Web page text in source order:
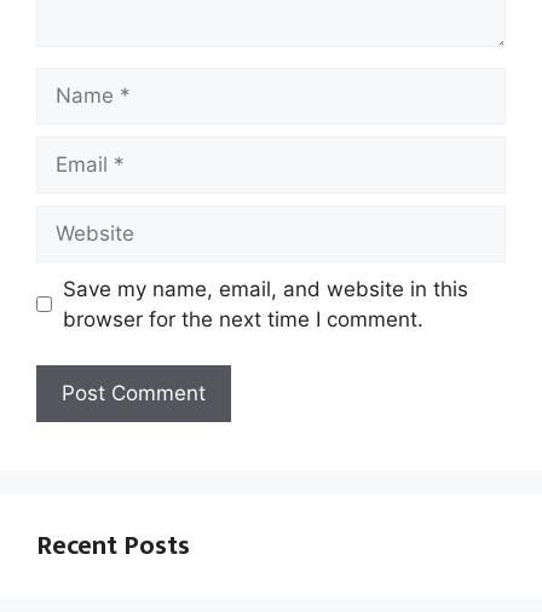
Save my name, email, and website in this
browser for the next time I comment.
Recent Posts